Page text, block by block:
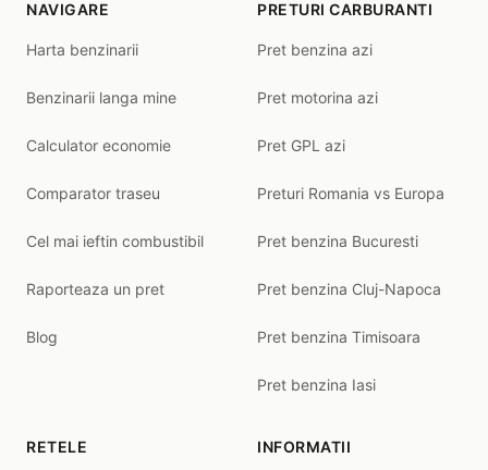
NAVIGARE
Harta benzinarii
Benzinarii langa mine
Calculator economie
Comparator traseu
Cel mai ieftin combustibil
Raporteaza un pret
Blog
PRETURI CARBURANTI
Pret benzina azi
Pret motorina azi
Pret GPL azi
Preturi Romania vs Europa
Pret benzina Bucuresti
Pret benzina Cluj-Napoca
Pret benzina Timisoara
Pret benzina Iasi
RETELE INFORMATII